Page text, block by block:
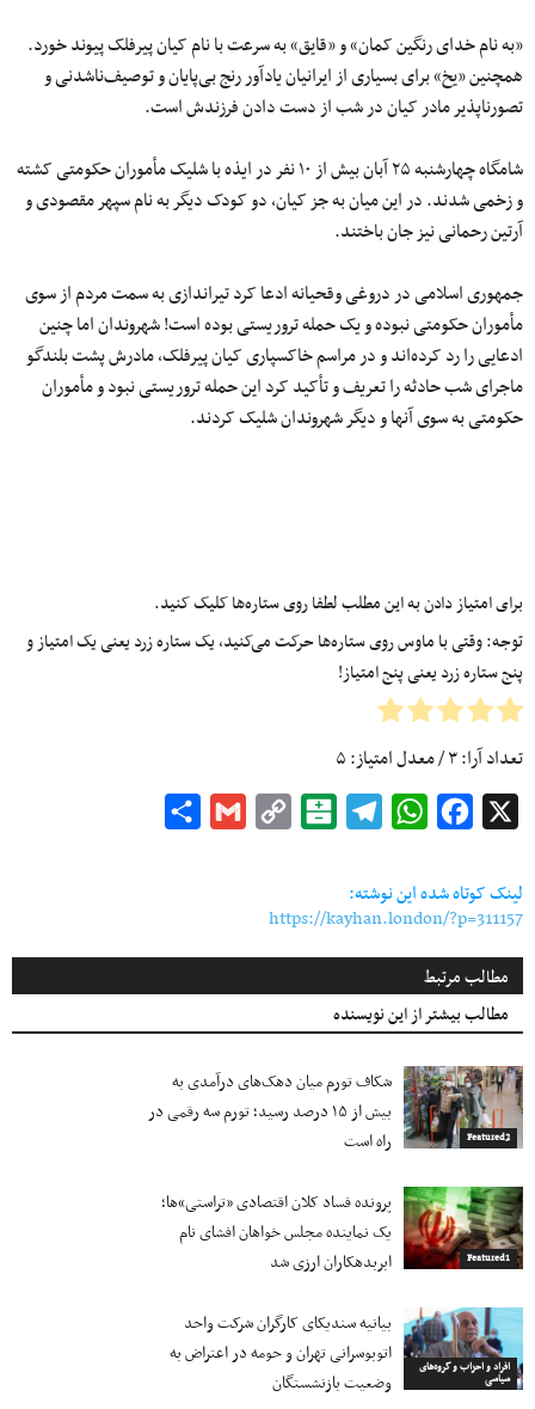
«به نام خدای رنگین کمان» و «قایق» به سرعت با نام کیان پیرفلک پیوند خورد.
همچنین «یخ» برای بسیاری از ایرانیان یادآور رنج بی‌پایان و توصیف‌ناشدنی و
تصورناپذیر مادر کیان در شب از دست دادن فرزندش است.
شامگاه چهارشنبه ۲۵ آبان بیش از ۱۰ نفر در ایذه با شلیک مأموران حکومتی کشته
و زخمی شدند. در این میان به جز کیان، دو کودک دیگر به نام سپهر مقصودی و
آرتین رحمانی نیز جان باختند.
جمهوری اسلامی در دروغی وقحیانه ادعا کرد تیراندازی به سمت مردم از سوی
مأموران حکومتی نبوده و یک حمله تروریستی بوده است! شهروندان اما چنین
ادعایی را رد کرده‌اند و در مراسم خاکسپاری کیان پیرفلک، مادرش پشت بلندگو
ماجرای شب حادثه را تعریف و تأکید کرد این حمله تروریستی نبود و مأموران
حکومتی به سوی آنها و دیگر شهروندان شلیک کردند.
برای امتیاز دادن به این مطلب لطفا روی ستاره‌ها کلیک کنید.
توجه: وقتی با ماوس روی ستاره‌ها حرکت می‌کنید، یک ستاره زرد یعنی یک امتیاز و
پنج ستاره زرد یعنی پنج امتیاز!
تعداد آرا:۳/ معدل امتیاز:۵
Facebook
WhatsApp
Telegram
Balatarin
Copy
Gmail
لینک کوتاه شده این نوشته:
https://kayhan.london/?p=311157
مطالب مرتبط
مطالب بیشتر از این نویسنده
Featured2
شکاف تورم میان دهک‌های درآمدی به
بیش از ۱۵ درصد رسید؛ تورم سه رقمی در
راه است
Featured1
پرونده فساد کلان اقتصادی «تراستی»ها؛
یک نماینده مجلس خواهان افشای نام
ابربدهکاران ارزی شد
افراد و احزاب و گروه‌های
سیاسی
بیانیه سندیکای کارگران شرکت واحد
اتوبوسرانی تهران و حومه در اعتراض به
وضعیت بازنشستگان